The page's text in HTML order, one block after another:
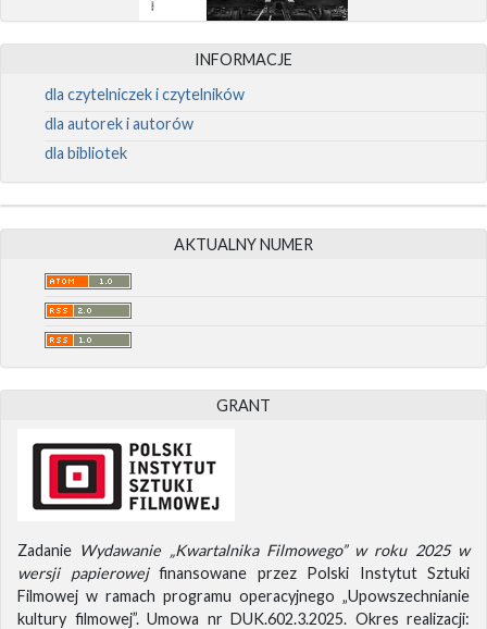
INFORMACJE
dla czytelniczek i czytelników
dla autorek i autorów
dla bibliotek
AKTUALNY NUMER
GRANT
Zadanie Wydawanie „Kwartalnika Filmowego” w roku 2025 w
wersji papierowejfinansowane przez Polski Instytut Sztuki
Filmowej w ramach programu operacyjnego „Upowszechnianie
kultury filmowej”. Umowa nr DUK.602.3.2025. Okres realizacji: